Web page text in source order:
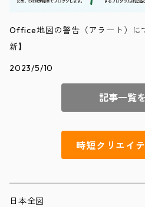
Office地図の警告（アラート）に
新】
2023/5/10
記事一覧
時短クリエイ
日本全図